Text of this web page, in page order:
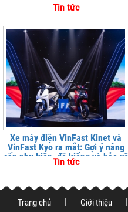
Tin tức
Xe máy điện VinFast Kinet và
VinFast Kyo ra mắt: Gợi ý nâng
cấp phụ kiện, độ kiểng và bảo vệ
xe tại
Tin tức
Trang chủ Giới thiệu